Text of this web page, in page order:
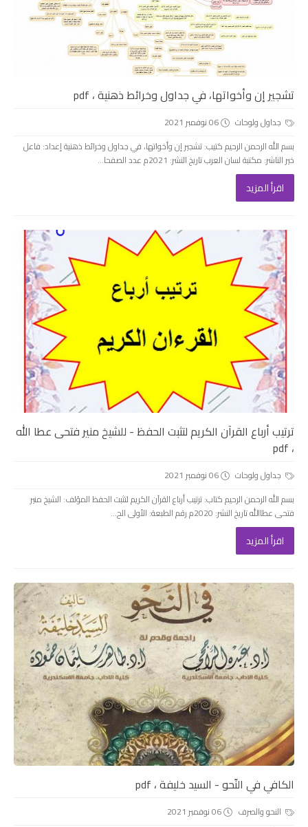
تشجير إن وأخواتها، في جداول وخرائط ذهنية ، pdf
جداول ولوحات
06 نوفمبر 2021
بسم الله الرحمن الرحيم كتيب: تشجير إن وأخواتها، في جداول وخرائط ذهنية إعداد: فاعل
خير الناشر: مكتبة لسان العرب تاريخ النشر: 2021م عدد الصفحا...
اقرأ المزيد
ترتيب أرباع القرآن الكريم لتثبت الحفظ - للشيخ منير فتحى عطا الله
، pdf
جداول ولوحات
06 نوفمبر 2021
بسم الله الرحمن الرحيم كتاب: ترتيب أرباع القرآن الكريم لتثبت الحفظ المؤلف: الشيخ منير
فتحى عطاالله تاريخ النشر: 2020م رقم الطبعة: الأولى الح...
اقرأ المزيد
الكافي في النّحو - السيد خليفة ، pdf
النحو والصرف
06 نوفمبر 2021